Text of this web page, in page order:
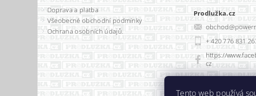
Doprava a platba
Všeobecné obchodní podmínky
Ochrana osobních údajů.
Prodlužka.cz
obchod@
+ 420 776 831
https://
cz
Tento web používá